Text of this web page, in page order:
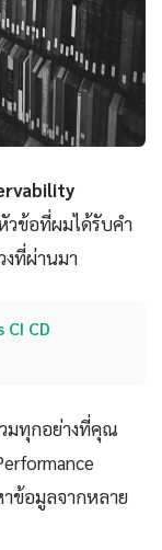
ข้อที่ผมได้รับคำ
งที่ผ่านมา
CD
มทุกอย่างที่คุณ
าข้อมูลจากหลาย